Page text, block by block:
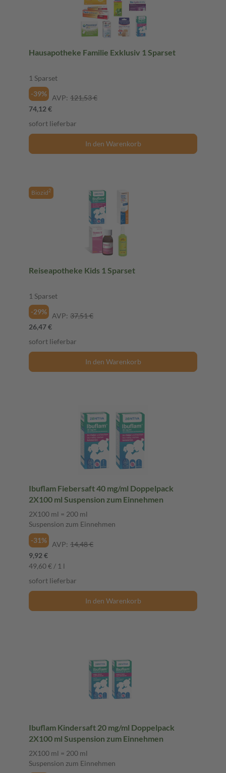
Hausapotheke Familie Exklusiv 1 Sparset
1 Sparset
-39%
AVP: 121,53 €
74,12 €
sofort lieferbar
In den Warenkorb
Biozid2
Reiseapotheke Kids 1 Sparset
1 Sparset
-29%
AVP: 37,51 €
26,47 €
sofort lieferbar
In den Warenkorb
Ibuflam Fiebersaft 40 mg/ml Doppelpack
2X100 ml Suspension zum Einnehmen
2X100 ml = 200 ml
Suspension zum Einnehmen
-31%
AVP: 14,48 €
9,92 €
49,60 € / 1 l
sofort lieferbar
In den Warenkorb
Ibuflam Kindersaft 20 mg/ml Doppelpack
2X100 ml Suspension zum Einnehmen
2X100 ml = 200 ml
Suspension zum Einnehmen